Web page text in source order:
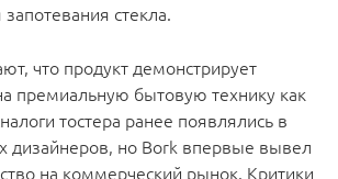
стекла.
что продукт демонстрирует
премиальную бытовую технику как
тостера ранее появлялись в
дизайнеров, но Bork впервые вывел
на коммерческий рынок. Критики